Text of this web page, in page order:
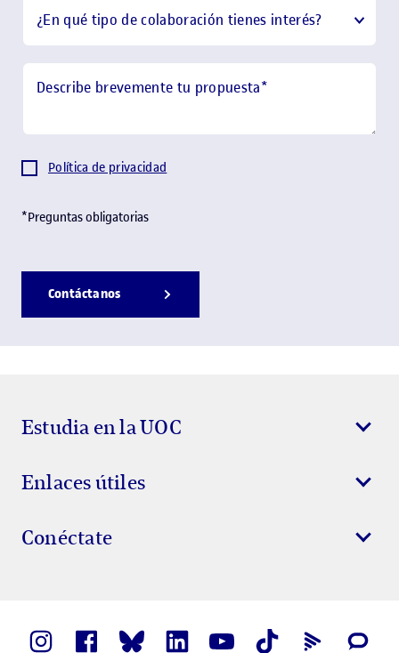
¿En qué tipo de colaboración tienes interés?
Describe brevemente tu propuesta*
Política de privacidad
*Preguntas obligatorias
Contáctanos
Estudia en la UOC
Enlaces útiles
Conéctate